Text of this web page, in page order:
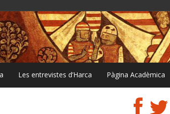
Les entrevistes d’Harca Pàgina Acadèmica